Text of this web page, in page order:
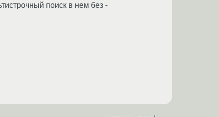
поиск в нем без -